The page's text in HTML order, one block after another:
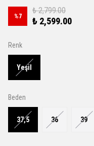
%7
₺ 2,799.00
₺ 2,599.00
Renk
Yeşil
Beden
37,5 36 39